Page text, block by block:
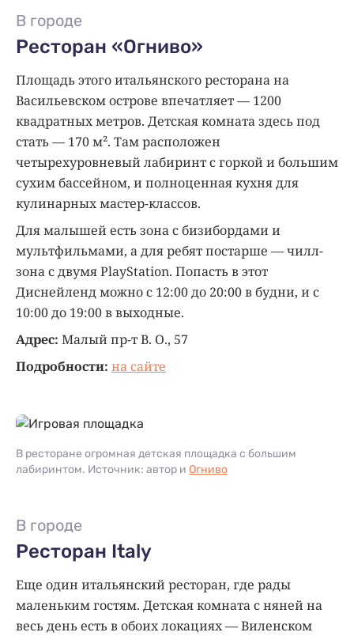
В городе
Ресторан «Огниво»
Площадь этого итальянского ресторана на
Васильевском острове впечатляет — 1200
квадратных метров. Детская комната здесь под
стать — 170 м². Там расположен
четырехуровневый лабиринт с горкой и большим
сухим бассейном, и полноценная кухня для
кулинарных мастер-классов.
Для малышей есть зона с бизибордами и
мультфильмами, а для ребят постарше — чилл-
зона с двумя PlayStation. Попасть в этот
Диснейленд можно с 12:00 до 20:00 в будни, и с
10:00 до 19:00 в выходные.
Адрес: Малый пр-т В. О., 57
Подробности: на сайте
В ресторане огромная детская площадка с большим
лабиринтом. Источник: автор и Огниво
В городе
Ресторан Italy
Еще один итальянский ресторан, где рады
маленьким гостям. Детская комната с няней на
весь день есть в обоих локациях — Виленском